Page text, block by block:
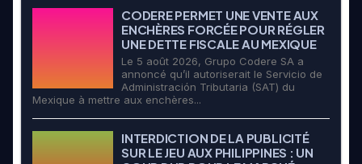
CODERE PERMET UNE VENTE AUX
ENCHÈRES FORCÉE POUR RÉGLER
UNE DETTE FISCALE AU MEXIQUE
Le 5 août 2026, Grupo Codere SA a
annoncé qu’il autoriserait le Servicio de
Administración Tributaria (SAT) du
Mexique à mettre aux enchères...
INTERDICTION DE LA PUBLICITÉ
SUR LE JEU AUX PHILIPPINES : UN